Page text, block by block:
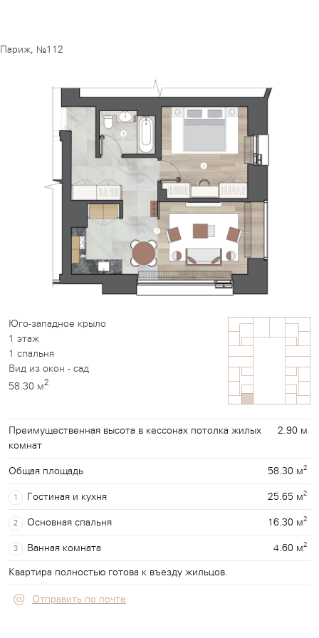
Париж, №112
Юго-западное крыло
1 этаж
1 спальня
Вид из окон - сад
58.30 м2
Преимущественная высота в кессонах потолка жилых
комнат
2.90 м
Общая площадь 58.30 м2
1 Гостиная и кухня 25.65 м2
2 Основная спальня 16.30 м2
3 Ванная комната 4.60 м2
Квартира полностью готова к въезду жильцов.
Отправить по почте